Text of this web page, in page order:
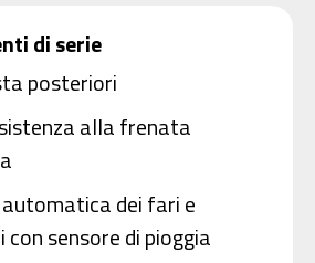
di serie
posteriori
alla frenata
dei fari e
sensore di pioggia